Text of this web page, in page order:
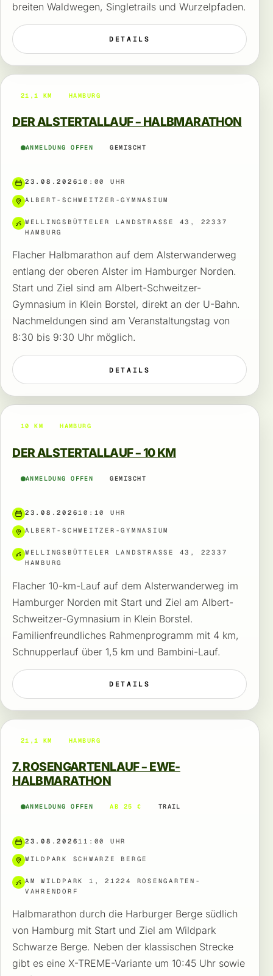
breiten Waldwegen, Singletrails und Wurzelpfaden.
DETAILS
21,1 KM HAMBURG
DER ALSTERTALLAUF – HALBMARATHON
ANMELDUNG OFFEN GEMISCHT
23.08.202610:00 UHR
ALBERT-SCHWEITZER-GYMNASIUM
WELLINGSBÜTTELER LANDSTRASSE 43, 22337 H
AMBURG
Flacher Halbmarathon auf dem Alsterwanderweg
entlang der oberen Alster im Hamburger Norden.
Start und Ziel sind am Albert-Schweitzer-
Gymnasium in Klein Borstel, direkt an der U-Bahn.
Nachmeldungen sind am Veranstaltungstag von
8:30 bis 9:30 Uhr möglich.
DETAILS
10 KM HAMBURG
DER ALSTERTALLAUF – 10 KM
ANMELDUNG OFFEN GEMISCHT
23.08.202610:10 UHR
ALBERT-SCHWEITZER-GYMNASIUM
WELLINGSBÜTTELER LANDSTRASSE 43, 22337 H
AMBURG
Flacher 10-km-Lauf auf dem Alsterwanderweg im
Hamburger Norden mit Start und Ziel am Albert-
Schweitzer-Gymnasium in Klein Borstel.
Familienfreundliches Rahmenprogramm mit 4 km,
Schnupperlauf über 1,5 km und Bambini-Lauf.
DETAILS
21,1 KM HAMBURG
7. ROSENGARTENLAUF – EWE-
HALBMARATHON
ANMELDUNG OFFEN AB 25 € TRAIL
23.08.2026 11:00 UHR
WILDPARK SCHWARZE BERGE
AM WILDPARK 1, 21224 ROSENGARTEN-
VAHRENDORF
Halbmarathon durch die Harburger Berge südlich
von Hamburg mit Start und Ziel am Wildpark
Schwarze Berge. Neben der klassischen Strecke
gibt es eine X-TREME-Variante um 10:45 Uhr sowie